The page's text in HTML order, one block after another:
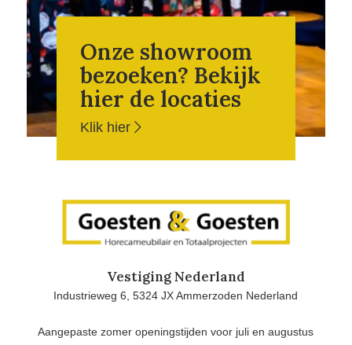
Onze showroom
bezoeken? Bekijk
hier de locaties
Klik hier
Vestiging Nederland
Industrieweg 6, 5324 JX Ammerzoden Nederland
Aangepaste zomer openingstijden voor juli en augustus